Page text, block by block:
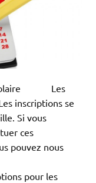
scolaire Les
inscriptions se
Si vous
ces
pouvez nous
pour les